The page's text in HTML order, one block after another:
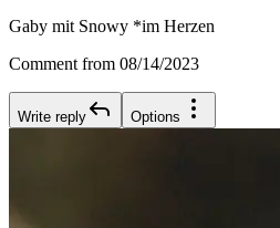
Gaby mit Snowy *im Herzen
Comment from 08/14/2023
Write reply Options